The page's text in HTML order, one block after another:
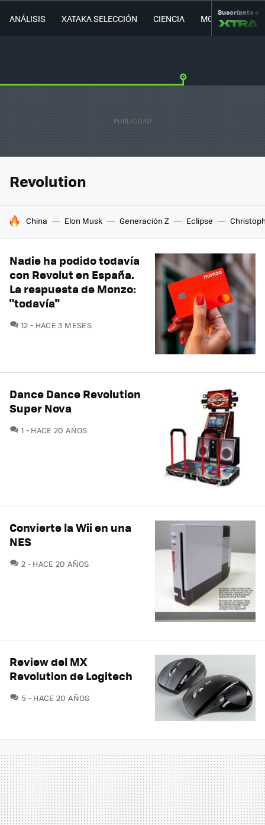
ANÁLISIS XATAKA SELECCIÓN CIENCIA MOVILIDAD
Suscríbete a
Revolution
HOY SE HABLA DE
China Elon Musk Generación Z Eclipse
Nadie ha podido todavía
con Revolut en España.
La respuesta de Monzo:
"todavía"
12 COMENTARIOS
HACE 3 MESES
Dance Dance Revolution
Super Nova
1 COMENTARIOS
HACE 20 AÑOS
Convierte la Wii en una
NES
2 COMENTARIOS
HACE 20 AÑOS
Review del MX
Revolution de Logitech
5 COMENTARIOS
HACE 20 AÑOS